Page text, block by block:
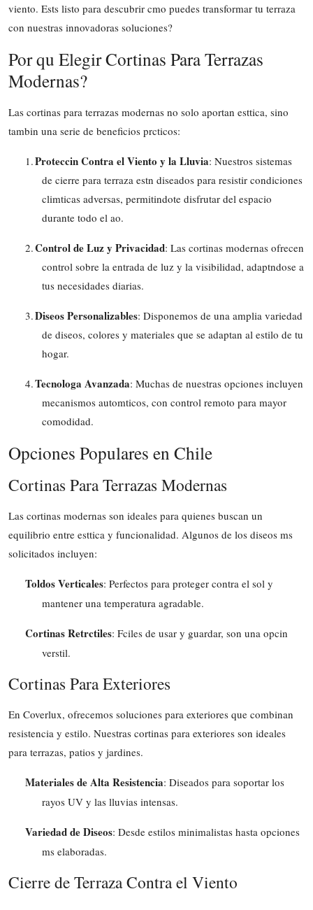
How To
Support Number
viento. Ests listo para descubrir cmo puedes transformar tu terraza
con nuestras innovadoras soluciones?
Por qu Elegir Cortinas Para Terrazas
Modernas?
Las cortinas para terrazas modernas no solo aportan esttica, sino
tambin una serie de beneficios prcticos:
1.Proteccin Contra el Viento y la Lluvia: Nuestros sistemas
de cierre para terraza estn diseados para resistir condiciones
climticas adversas, permitindote disfrutar del espacio
durante todo el ao.
2.Control de Luz y Privacidad: Las cortinas modernas ofrecen
control sobre la entrada de luz y la visibilidad, adaptndose a
tus necesidades diarias.
3.Diseos Personalizables: Disponemos de una amplia variedad
de diseos, colores y materiales que se adaptan al estilo de tu
hogar.
4.Tecnologa Avanzada: Muchas de nuestras opciones incluyen
mecanismos automticos, con control remoto para mayor
comodidad.
Opciones Populares en Chile
Cortinas Para Terrazas Modernas
Las cortinas modernas son ideales para quienes buscan un
equilibrio entre esttica y funcionalidad. Algunos de los diseos ms
solicitados incluyen:
Toldos Verticales: Perfectos para proteger contra el sol y
mantener una temperatura agradable.
Cortinas Retrctiles: Fciles de usar y guardar, son una opcin
verstil.
Cortinas Para Exteriores
En Coverlux, ofrecemos soluciones para exteriores que combinan
resistencia y estilo. Nuestras cortinas para exteriores son ideales
para terrazas, patios y jardines.
Materiales de Alta Resistencia: Diseados para soportar los
rayos UV y las lluvias intensas.
Variedad de Diseos: Desde estilos minimalistas hasta opciones
ms elaboradas.
Cierre de Terraza Contra el Viento